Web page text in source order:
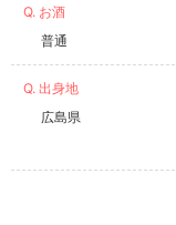
Q. お酒
普通
Q. 出身地
広島県